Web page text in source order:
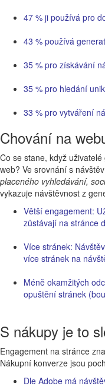
47 % ji používá pro
43 % používá
35 % pro získávání
35 % pro hledání
33 % pro vytváření
Chování na
Co se stane, když
web? Ve srovnání s
placeného vyhledávání,
vykazuje návštěvnost z
Větší engagement:
zůstávají na stránce
Více stránek:
více stránek na
Méně okamžitých
opuštění stránek
S nákupy je to
Engagement na stránce
Nákupní konverze jsou
Dle Adobe má